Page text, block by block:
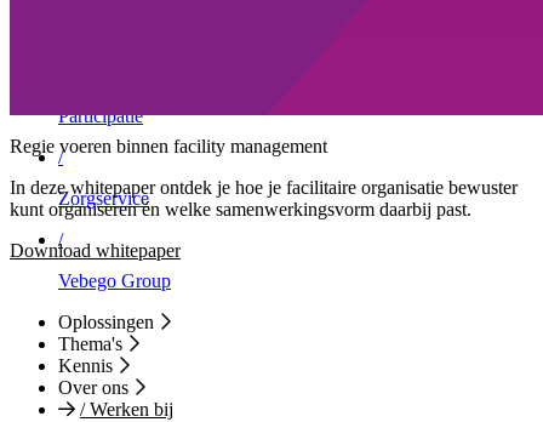
Regie voeren binnen facility management
In deze whitepaper ontdek je hoe je facilitaire organisatie bewuster
kunt organiseren én welke samenwerkingsvorm daarbij past.
Download whitepaper
Participatie
/
Zorgservice
/
Vebego Group
Oplossingen
Thema's
Kennis
Over ons
/Werken bij